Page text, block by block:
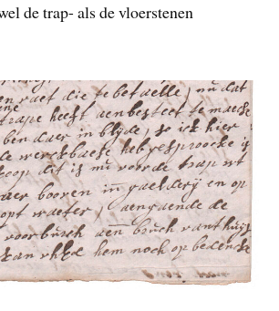
de trap- als de vloerstenen